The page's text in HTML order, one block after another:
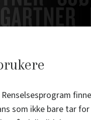
som ikke bare tar